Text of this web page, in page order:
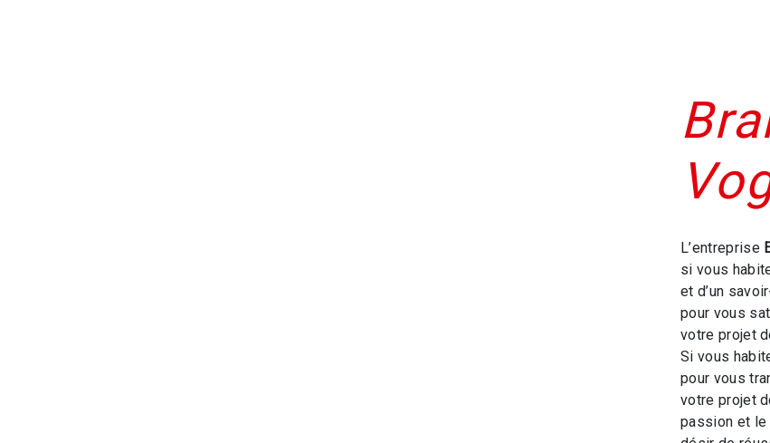
L’entreprise
si vous
et d’un
pour vous
votre projet
Si vous
pour vous
votre projet
passion et le